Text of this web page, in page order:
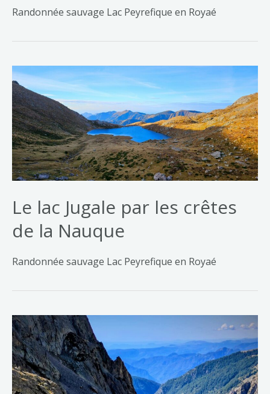
Randonnée sauvage Lac Peyrefique en Royaé
Le lac Jugale par les crêtes
de la Nauque
Randonnée sauvage Lac Peyrefique en Royaé